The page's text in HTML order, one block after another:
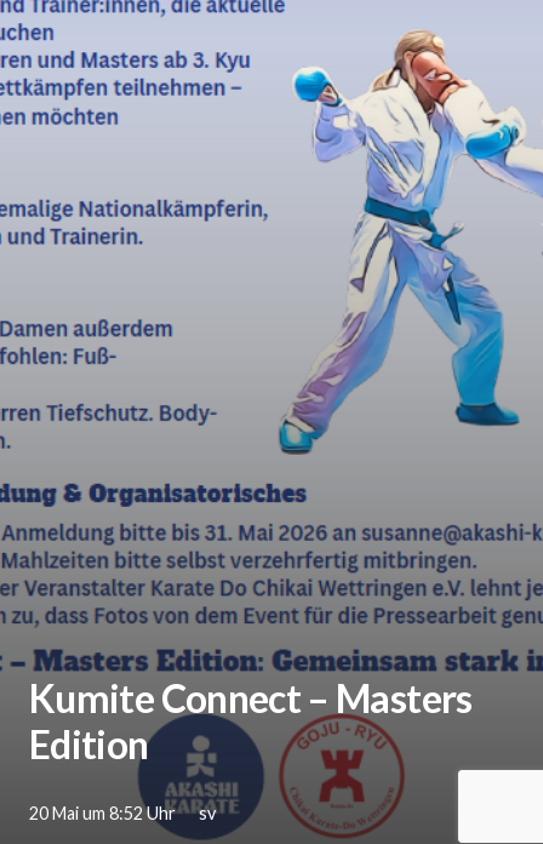
Kumite Connect – Masters
Edition
20 Mai um 8:52 Uhr sv